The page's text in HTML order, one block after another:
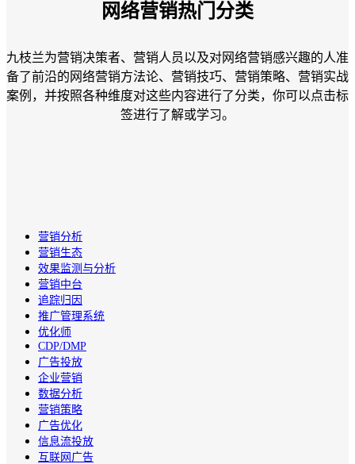
网络营销热门分类
九枝兰为营销决策者、营销人员以及对网络营销感兴趣的人准
备了前沿的网络营销方法论、营销技巧、营销策略、营销实战
案例，并按照各种维度对这些内容进行了分类，你可以点击标
签进行了解或学习。
营销分析
营销生态
效果监测与分析
营销中台
追踪归因
推广管理系统
优化师
CDP/DMP
广告投放
企业营销
数据分析
营销策略
广告优化
信息流投放
互联网广告